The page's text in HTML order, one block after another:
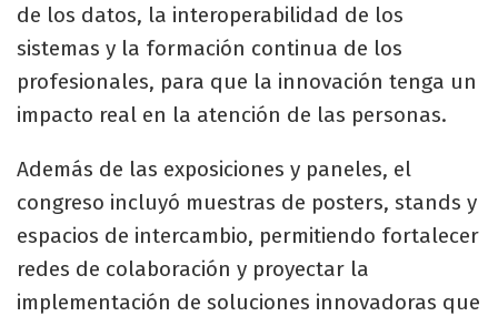
de los datos, la interoperabilidad de los
sistemas y la formación continua de los
profesionales, para que la innovación tenga un
impacto real en la atención de las personas.
Además de las exposiciones y paneles, el
congreso incluyó muestras de posters, stands y
espacios de intercambio, permitiendo fortalecer
redes de colaboración y proyectar la
implementación de soluciones innovadoras que